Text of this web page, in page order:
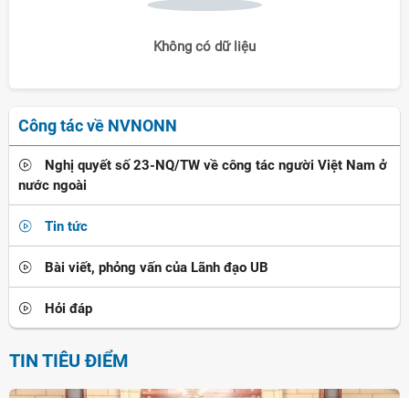
Không có dữ liệu
Công tác về NVNONN
Nghị quyết số 23-NQ/TW về công tác người Việt Nam ở
nước ngoài
Tin tức
Bài viết, phỏng vấn của Lãnh đạo UB
Hỏi đáp
TIN TIÊU ĐIỂM